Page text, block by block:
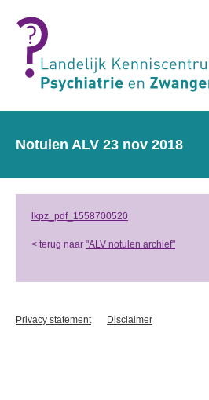
Notulen ALV 23 nov 2018
lkpz_pdf_1558700520
< terug naar "ALV notulen archief"
Privacy statement Disclaimer